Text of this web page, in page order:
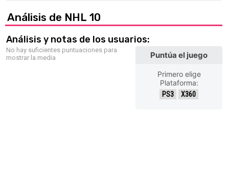
Análisis de NHL 10
Análisis y notas de los usuarios:
No hay suficientes puntuaciones para
mostrar la media
Puntúa el juego
Primero elige
Plataforma:
PS3 X360